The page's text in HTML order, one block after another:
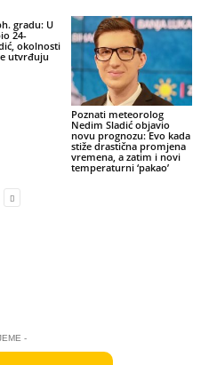
gradu: U
24-
okolnosti
utvrđuju
Poznati meteorolog
Nedim Sladić objavio
novu prognozu: Evo kada
stiže drastična promjena
vremena, a zatim i novi
temperaturni ‘pakao’
-